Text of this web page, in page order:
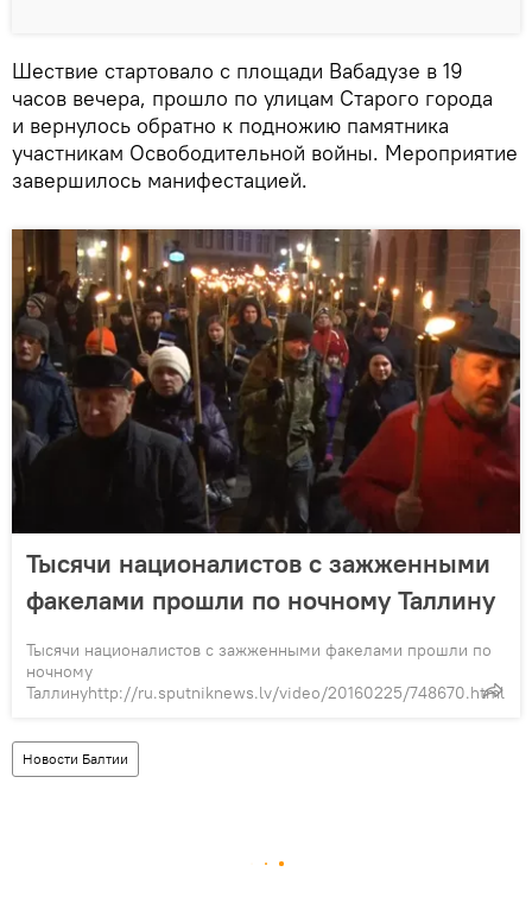
Шествие стартовало с площади Вабадузе в 19
часов вечера, прошло по улицам Старого города
и вернулось обратно к подножию памятника
участникам Освободительной войны. Мероприятие
завершилось манифестацией.
Тысячи националистов с зажженными
факелами прошли по ночному Таллину
Тысячи националистов с зажженными факелами прошли по
ночному
Таллинуhttp://ru.sputniknews.lv/video/20160225/748670.html
Новости Балтии